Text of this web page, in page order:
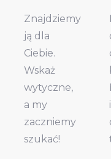
Znajdziemy
ją dla
Ciebie.
Wskaż
wytyczne,
a my
zaczniemy
szukać!